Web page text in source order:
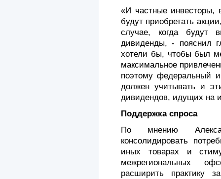
«И частные инвесторы,
будут приобретать
случае, когда будут
дивиденды, - пояснил
хотели бы, чтобы был
максимальное
поэтому федеральный
должен учитывать и
дивидендов, идущих на
Поддержка спроса
По мнению
консолидировать
иных товарах и
межрегиональных
расширить практику